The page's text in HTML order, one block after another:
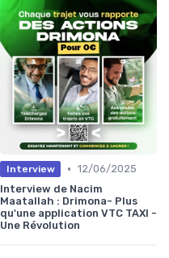
Interview • 12/06/2025
Interview de Nacim
Maatallah : Drimona- Plus
qu'une application VTC TAXI -
Une Révolution